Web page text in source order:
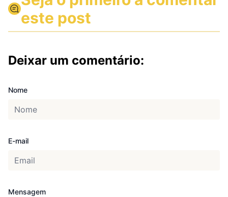
este post
Deixar um comentário:
Nome
E-mail
Mensagem